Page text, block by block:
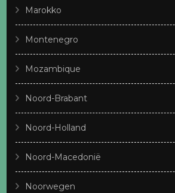
Marokko
Montenegro
Mozambique
Noord-Brabant
Noord-Holland
Noord-Macedonië
Noorwegen